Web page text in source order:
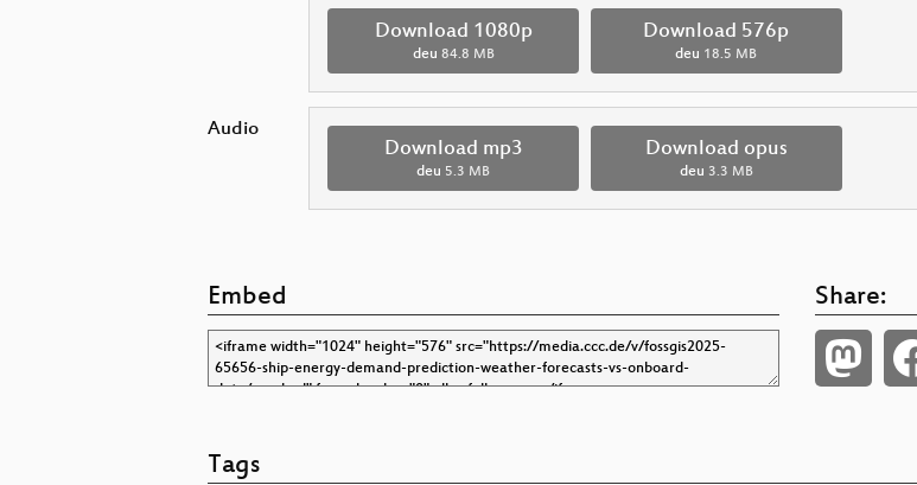
Download 1080p
deu 84.8 MB
Download 576p
deu 18.5 MB
Audio
Download mp3
deu 5.3 MB
Download opus
deu 3.3 MB
Embed Share:
Tags